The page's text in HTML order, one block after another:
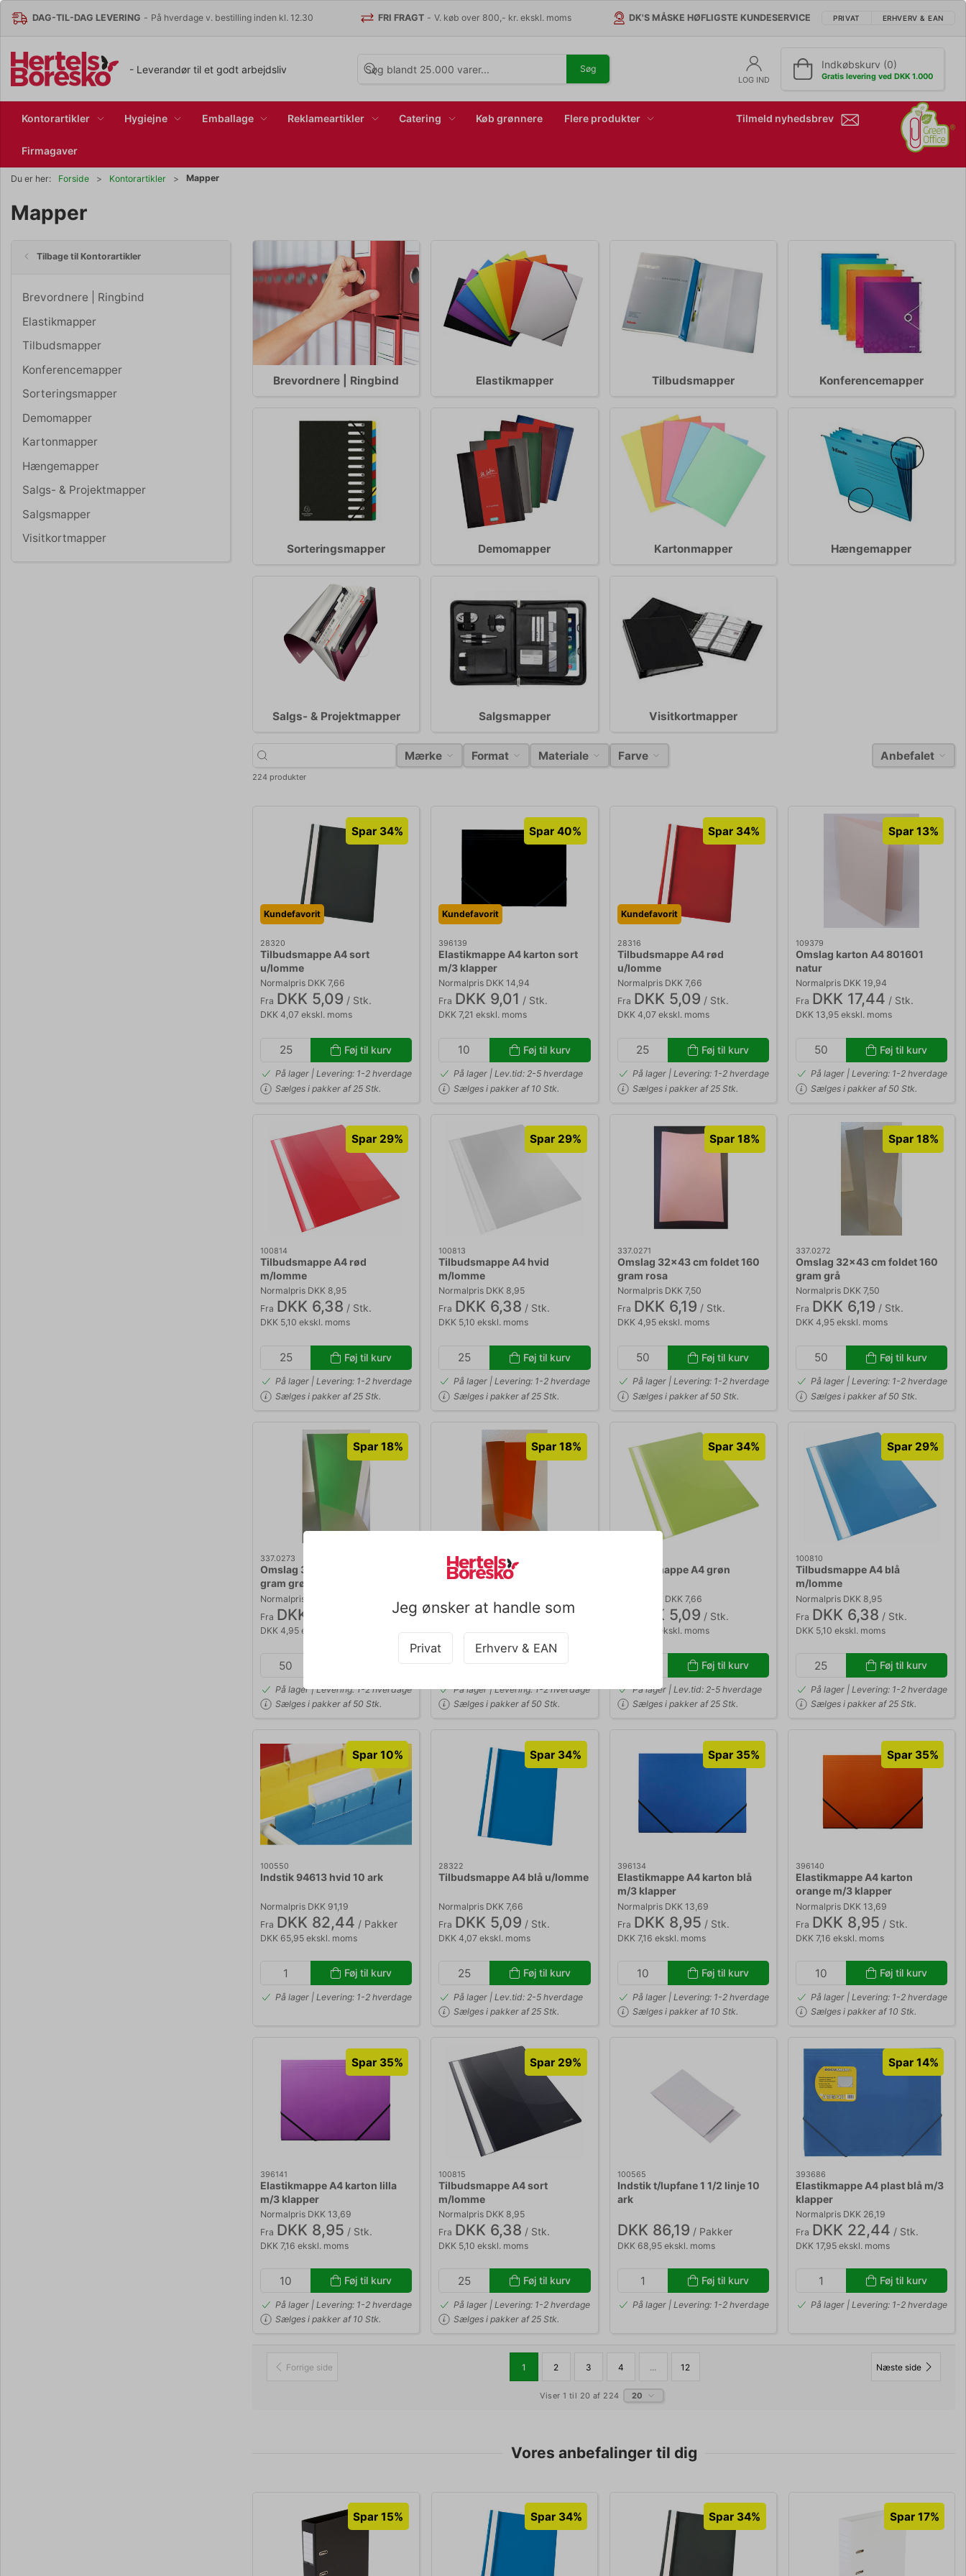
DAG-TIL-DAG LEVERING - På hverdage v. bestilling inden kl. 12.30 FRI FRAGT -V. køb over 800,- kr. ekskl. moms DK'S MÅSKE HØFLIGSTE KUNDESERVICE PRIVAT ERHVERV & EAN
- Leverandør til et godt arbejdsliv Søg
LOG IND
Indkøbskurv (0)
Gratis levering ved DKK 1.000
Kontorartikler Hygiejne Emballage Reklameartikler Catering Køb grønnere Flere produkter
Firmagaver
Tilmeld nyhedsbrev
Du er her: Forside Kontorartikler Mapper
Jeg ønsker at handle som
Privat Erhverv & EAN
Mapper
Tilbage til Kontorartikler
Brevordnere | Ringbind
Elastikmapper
Tilbudsmapper
Konferencemapper
Sorteringsmapper
Demomapper
Kartonmapper
Hængemapper
Salgs- & Projektmapper
Salgsmapper
Visitkortmapper
Brevordnere | Ringbind Elastikmapper Tilbudsmapper Konferencemapper
Sorteringsmapper Demomapper Kartonmapper Hængemapper
Salgs- & Projektmapper Salgsmapper Visitkortmapper
Mærke Format Materiale Farve Anbefalet
224 produkter
Kundefavorit
Spar 34%
28320
Tilbudsmappe A4 sort
u/lomme
Normalpris DKK 7,66
Fra DKK 5,09 / Stk.
DKK 4,07 ekskl. moms
Føj til kurv
På lager | Levering: 1-2 hverdage
Sælges i pakker af 25 Stk.
Kundefavorit
Spar 40%
396139
Elastikmappe A4 karton sort
m/3 klapper
Normalpris DKK 14,94
Fra DKK 9,01 / Stk.
DKK 7,21 ekskl. moms
Føj til kurv
På lager | Lev.tid: 2-5 hverdage
Sælges i pakker af 10 Stk.
Kundefavorit
Spar 34%
28316
Tilbudsmappe A4 rød
u/lomme
Normalpris DKK 7,66
Fra DKK 5,09 / Stk.
DKK 4,07 ekskl. moms
Føj til kurv
På lager | Levering: 1-2 hverdage
Sælges i pakker af 25 Stk.
Spar 13%
109379
Omslag karton A4 801601
natur
Normalpris DKK 19,94
Fra DKK 17,44 / Stk.
DKK 13,95 ekskl. moms
Føj til kurv
På lager | Levering: 1-2 hverdage
Sælges i pakker af 50 Stk.
Spar 29%
100814
Tilbudsmappe A4 rød
m/lomme
Normalpris DKK 8,95
Fra DKK 6,38 / Stk.
DKK 5,10 ekskl. moms
Føj til kurv
På lager | Levering: 1-2 hverdage
Sælges i pakker af 25 Stk.
Spar 29%
100813
Tilbudsmappe A4 hvid
m/lomme
Normalpris DKK 8,95
Fra DKK 6,38 / Stk.
DKK 5,10 ekskl. moms
Føj til kurv
På lager | Levering: 1-2 hverdage
Sælges i pakker af 25 Stk.
Spar 18%
337.0271
Omslag 32x43 cm foldet 160
gram rosa
Normalpris DKK 7,50
Fra DKK 6,19 / Stk.
DKK 4,95 ekskl. moms
Føj til kurv
På lager | Levering: 1-2 hverdage
Sælges i pakker af 50 Stk.
Spar 18%
337.0272
Omslag 32x43 cm foldet 160
gram grå
Normalpris DKK 7,50
Fra DKK 6,19 / Stk.
DKK 4,95 ekskl. moms
Føj til kurv
På lager | Levering: 1-2 hverdage
Sælges i pakker af 50 Stk.
Spar 18%
337.0273
Omslag 32x43 cm foldet 160
gram grøn
Normalpris DKK 7,50
Fra DKK 6,19
DKK 4,95 ekskl. moms
På lager | Levering: 1-2 hverdage
Sælges i pakker af 50 Stk.
Spar 18%
337.0276
Omslag 32x43 cm foldet 160
gram orange
Fra DKK 6,19 / Stk.
DKK 4,95 ekskl. moms
Føj til kurv
På lager | Levering: 1-2 hverdage
Sælges i pakker af 50 Stk.
Spar 34%
Tilbudsmappe A4 grøn
Normalpris DKK 7,66
DKK 5,09 / Stk.
DKK 4,07 ekskl. moms
Føj til kurv
På lager | Lev.tid: 2-5 hverdage
Sælges i pakker af 25 Stk.
Spar 29%
100810
Tilbudsmappe A4 blå
m/lomme
Normalpris DKK 8,95
Fra DKK 6,38 / Stk.
DKK 5,10 ekskl. moms
Føj til kurv
På lager | Levering: 1-2 hverdage
Sælges i pakker af 25 Stk.
Spar 10%
100550
Indstik 94613 hvid 10 ark
Normalpris DKK 91,19
Fra DKK 82,44 / Pakker
DKK 65,95 ekskl. moms
Føj til kurv
På lager | Levering: 1-2 hverdage
Spar 34%
28322
Tilbudsmappe A4 blå u/lomme
Normalpris DKK 7,66
Fra DKK 5,09 / Stk.
DKK 4,07 ekskl. moms
Føj til kurv
På lager | Lev.tid: 2-5 hverdage
Sælges i pakker af 25 Stk.
Spar 35%
396134
Elastikmappe A4 karton blå
m/3 klapper
Normalpris DKK 13,69
Fra DKK 8,95 / Stk.
DKK 7,16 ekskl. moms
Føj til kurv
På lager | Levering: 1-2 hverdage
Sælges i pakker af 10 Stk.
Spar 35%
396140
Elastikmappe A4 karton
orange m/3 klapper
Normalpris DKK 13,69
Fra DKK 8,95 / Stk.
DKK 7,16 ekskl. moms
Føj til kurv
På lager | Levering: 1-2 hverdage
Sælges i pakker af 10 Stk.
Spar 35%
396141
Elastikmappe A4 karton lilla
m/3 klapper
Normalpris DKK 13,69
Fra DKK 8,95 / Stk.
DKK 7,16 ekskl. moms
Føj til kurv
På lager | Levering: 1-2 hverdage
Sælges i pakker af 10 Stk.
Spar 29%
100815
Tilbudsmappe A4 sort
m/lomme
Normalpris DKK 8,95
Fra DKK 6,38 / Stk.
DKK 5,10 ekskl. moms
Føj til kurv
På lager | Levering: 1-2 hverdage
Sælges i pakker af 25 Stk.
100565
Indstik t/lupfane 1 1/2 linje 10
ark
DKK 86,19 / Pakker
DKK 68,95 ekskl. moms
Føj til kurv
På lager | Levering: 1-2 hverdage
Spar 14%
393686
Elastikmappe A4 plast blå m/3
klapper
Normalpris DKK 26,19
Fra DKK 22,44 / Stk.
DKK 17,95 ekskl. moms
Føj til kurv
På lager | Levering: 1-2 hverdage
Forrige side 1 2 3 4 ... 12 Næste side
Viser 1 til 20 af 224 20
Vores anbefalinger til dig
Spar 15% Spar 34% Spar 34% Spar 17%